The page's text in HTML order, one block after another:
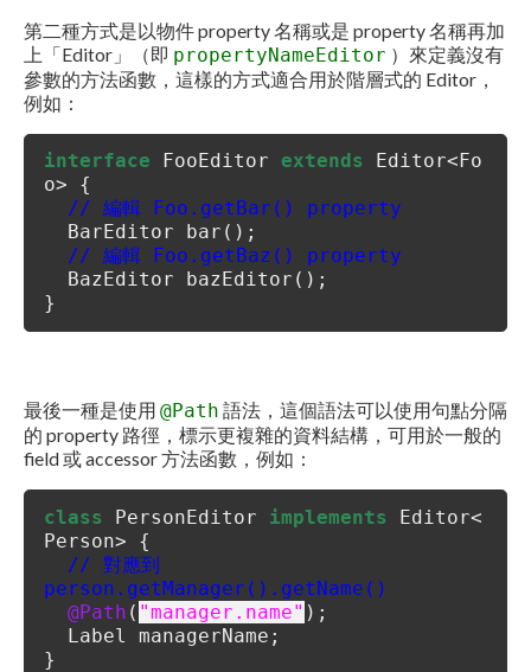
第二種方式是以物件 property 名稱或是 property 名稱再加
上「Editor」（即 propertyNameEditor ）來定義沒有
參數的方法函數，這樣的方式適合用於階層式的 Editor，
例如：
interface FooEditor extends Editor<Fo
o> {
// 編輯 Foo.getBar() property
BarEditor bar();
// 編輯 Foo.getBaz() property
BazEditor bazEditor();
}
最後一種是使用 @Path 語法，這個語法可以使用句點分隔
的 property 路徑，標示更複雜的資料結構，可用於一般的
field 或 accessor 方法函數，例如：
class PersonEditor implements Editor<
Person> {
// 對應到
person.getManager().getName()
@Path ( "manager.name" );
Label managerName;
}